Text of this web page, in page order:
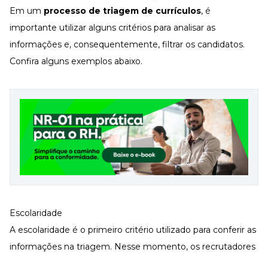
Em um processo de triagem de currículos, é
importante utilizar alguns critérios para analisar as
informações e, consequentemente, filtrar os candidatos.
Confira alguns exemplos abaixo.
Escolaridade
A escolaridade é o primeiro critério utilizado para conferir as
informações na triagem. Nesse momento, os recrutadores